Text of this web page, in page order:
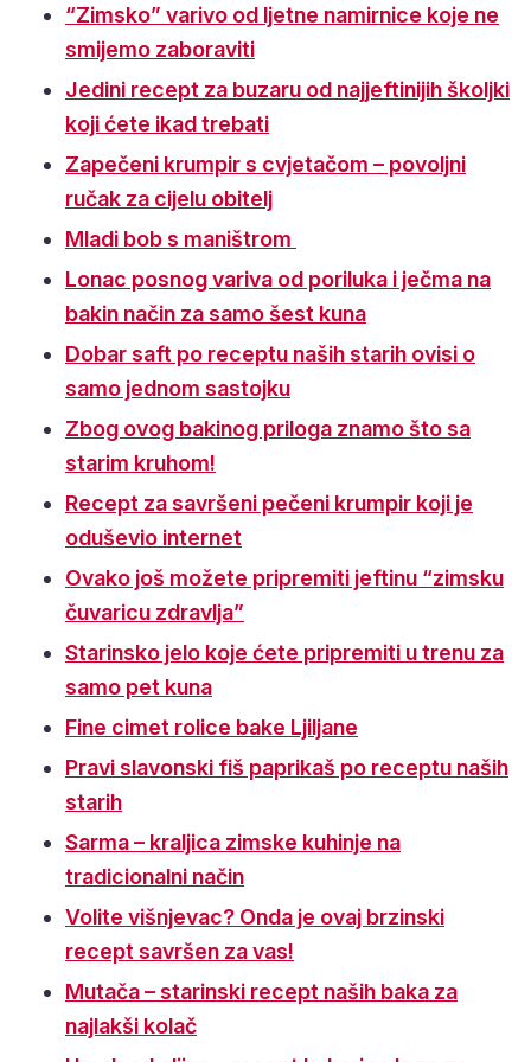
“Zimsko” varivo od ljetne namirnice koje ne
smijemo zaboraviti
Jedini recept za buzaru od najjeftinijih školjki
koji ćete ikad trebati
Zapečeni krumpir s cvjetačom – povoljni
ručak za cijelu obitelj
Mladi bob s maništrom
Lonac posnog variva od poriluka i ječma na
bakin način za samo šest kuna
Dobar saft po receptu naših starih ovisi o
samo jednom sastojku
Zbog ovog bakinog priloga znamo što sa
starim kruhom!
Recept za savršeni pečeni krumpir koji je
oduševio internet
Ovako još možete pripremiti jeftinu “zimsku
čuvaricu zdravlja”
Starinsko jelo koje ćete pripremiti u trenu za
samo pet kuna
Fine cimet rolice bake Ljiljane
Pravi slavonski fiš paprikaš po receptu naših
starih
Sarma – kraljica zimske kuhinje na
tradicionalni način
Volite višnjevac? Onda je ovaj brzinski
recept savršen za vas!
Mutača – starinski recept naših baka za
najlakši kolač